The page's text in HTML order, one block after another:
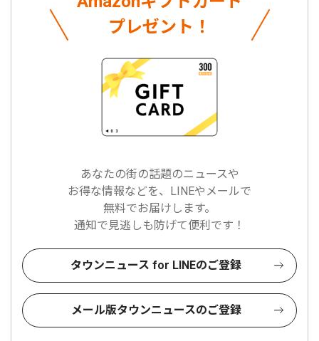
プレゼント！
あなたの街の話題のニュースや
お得な情報などを、LINEやメールで
無料でお届けします。
通知で見逃しも防げて便利です！
タウンニュース for LINEのご登録
メール版タウンニュースのご登録